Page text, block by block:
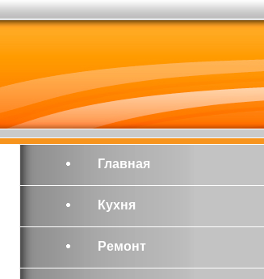
Главная
Кухня
Ремонт